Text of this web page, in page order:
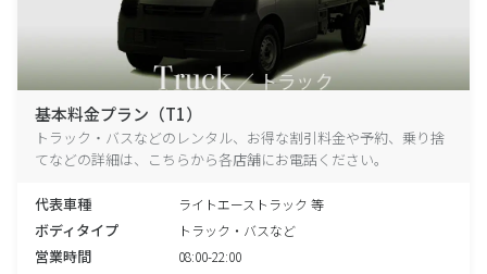
基本料金プラン（T1）
トラック・バスなどのレンタル、お得な割引料金や予約、乗り捨
てなどの詳細は、こちらから各店舗にお電話ください。
代表車種 ライトエーストラック 等
ボディタイプ トラック・バスなど
営業時間 08:00-22:00